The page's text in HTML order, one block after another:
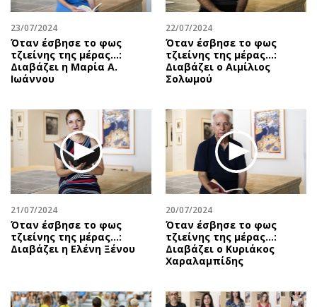
Money Review
AstroBank Properties
Trends
Ενέργεια
Περιβάλλον
Ελλάδα
Παράξενα
Πολιτισμός
Σινεμά
Θέατρο-Χορός
Μουσική
Βιβλίο
Πρόσωπα
Περιβάλλον
Good Life
Γυναίκα
Ταξίδια
Συνταγές
Έξοδος
Media
Εκπομπές
Wine routes
Podcasts
Uncut
Προσωπικότητες στην ''Κ''
23/07/2024
Όταν έσβησε το φως
τζιείνης της μέρας…:
Διαβάζει η Μαρία Α.
Ιωάννου
22/07/2024
Όταν έσβησε το φως
τζιείνης της μέρας…:
Διαβάζει ο Αιμίλιος
Σολωμού
21/07/2024
Όταν έσβησε το φως
τζιείνης της μέρας…:
Διαβάζει η Ελένη Ξένου
20/07/2024
Όταν έσβησε το φως
τζιείνης της μέρας…:
Διαβάζει ο Κυριάκος
Χαραλαμπίδης